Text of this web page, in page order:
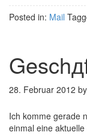
Posted in: Mail
28. Februar 2012 by
Ich komme gerade
einmal eine